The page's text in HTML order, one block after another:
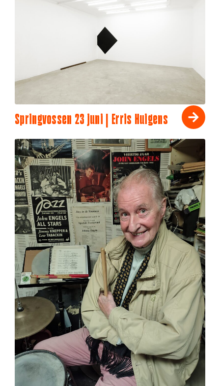
Springvossen 23 juni | Erris Huigens